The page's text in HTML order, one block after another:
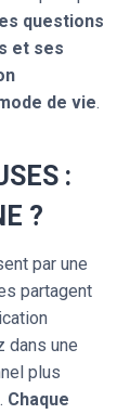
questions
et ses
de vie.
:
?
par une
partagent
dans une
plus
Chaque